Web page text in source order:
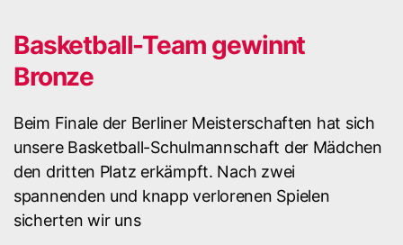
Basketball-Team gewinnt
Bronze
Beim Finale der Berliner Meisterschaften hat sich
unsere Basketball-Schulmannschaft der Mädchen
den dritten Platz erkämpft. Nach zwei
spannenden und knapp verlorenen Spielen
sicherten wir uns